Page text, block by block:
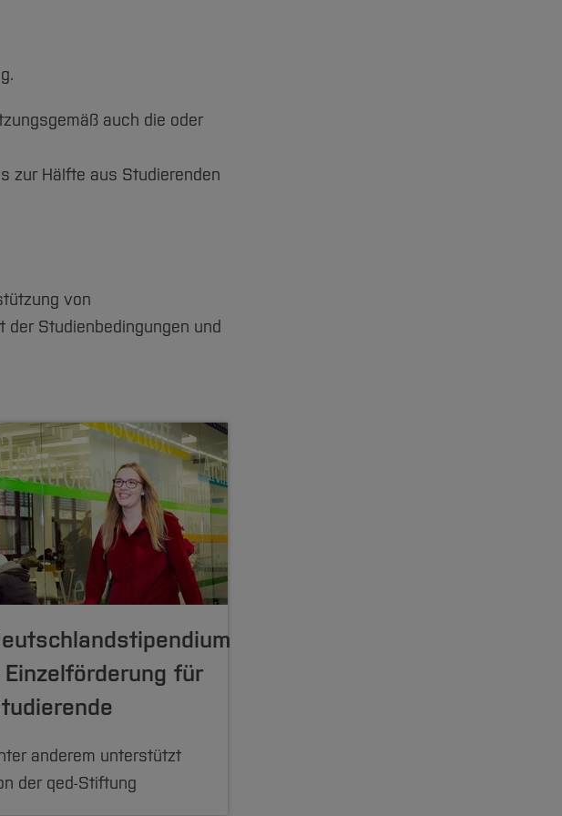
auch die oder
zur Hälfte aus Studierenden
von
der Studienbedingungen und
Einzelförderung für
anderem unterstützt
der qed-Stiftung